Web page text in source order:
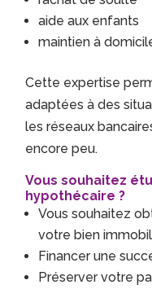
aide aux enfants
maintien à
Cette expertise
adaptées à des
les réseaux
encore peu.
Vous souhaitez
hypothécaire ?
Vous souhaitez
votre bien
Financer une
Préserver votre